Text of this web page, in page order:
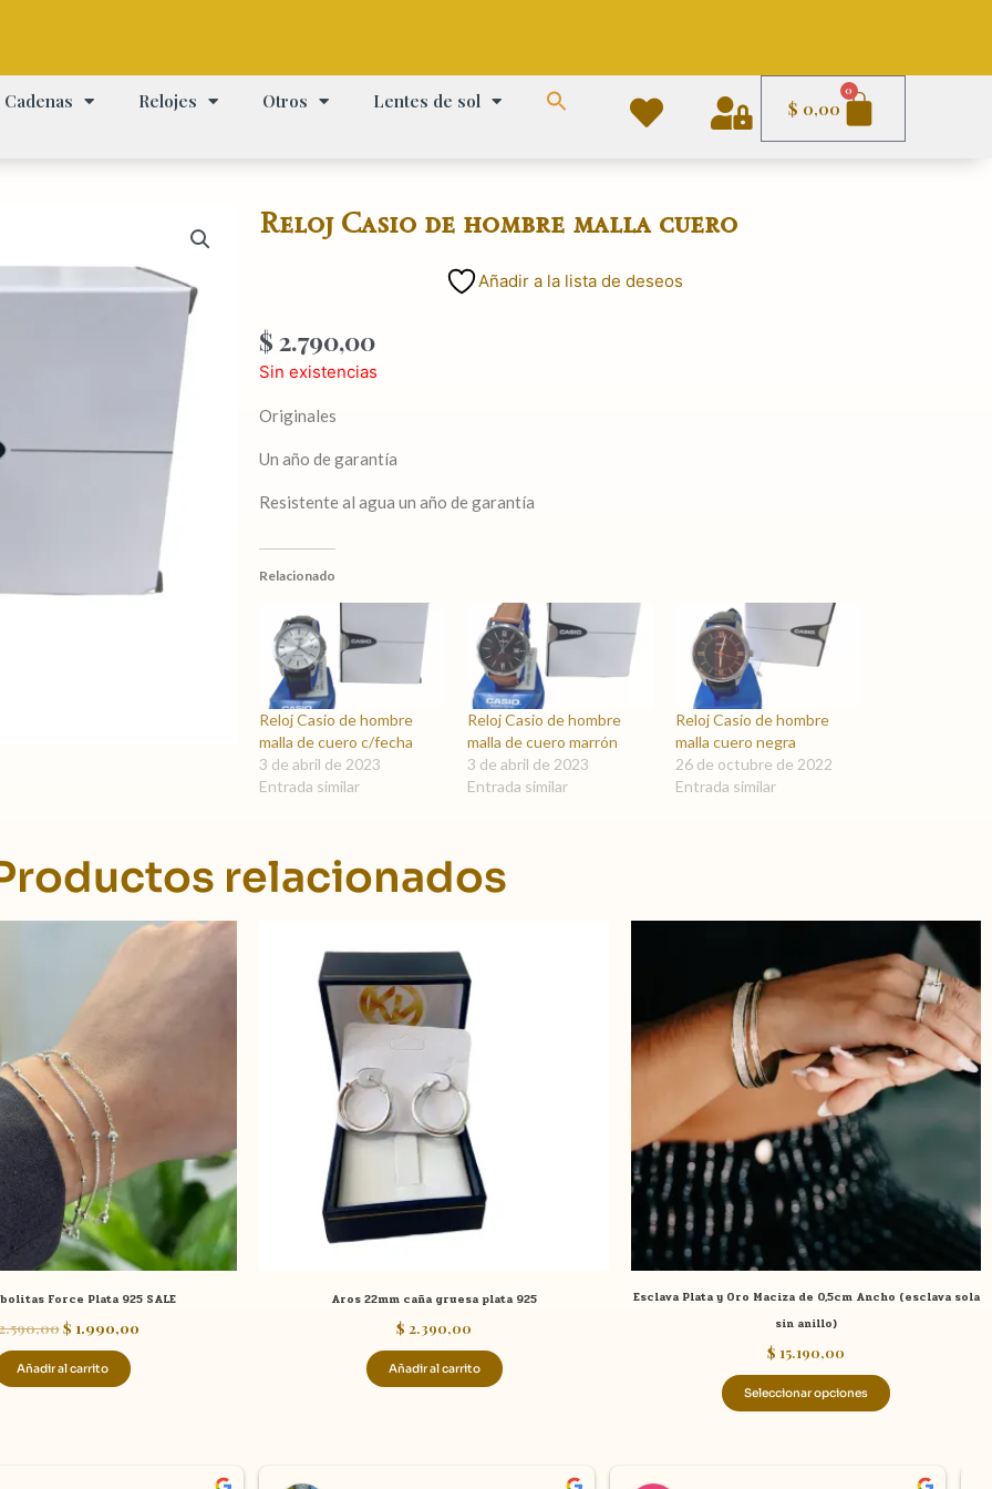
Cadenas Relojes Otros Lentes de sol $ 0,00
0
Carrito
Reloj Casio de hombre malla cuero
Añadir a la lista de deseos
$ 2.790,00
Sin existencias
Originales
Un año de garantía
Resistente al agua un año de garantía
Relacionado
Reloj Casio de hombre
malla de cuero c/fecha
3 de abril de 2023
Entrada similar
Reloj Casio de hombre
malla de cuero marrón
3 de abril de 2023
Entrada similar
Reloj Casio de hombre
malla cuero negra
26 de octubre de 2022
Entrada similar
relacionados
Force Plata 925 SALE
original
$ 2.590,00.
$ 1.990,00
El
Añadir al carrito
Aros 22mm caña gruesa plata 925
$ 2.390,00
Añadir al carrito
Esclava Plata y Oro Maciza de 0,5cm Ancho (esclava sola
sin anillo)
$ 15.190,00
Seleccionar opciones
Este
producto
tiene
múltiples
variantes.
Las
opciones
en
de
producto